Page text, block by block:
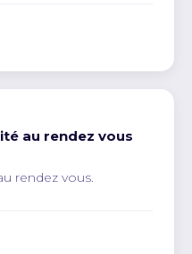
au rendez vous
rendez vous.